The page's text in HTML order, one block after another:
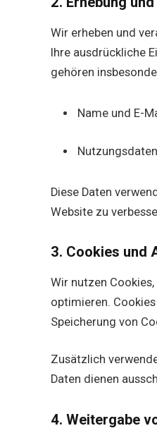
Wir erheben und
Ihre ausdrückliche
gehören
Name und E-
Diese Daten
Website zu
3. Cookies und
Wir nutzen
optimieren.
Speicherung von
Zusätzlich
Daten dienen
4. Weitergabe